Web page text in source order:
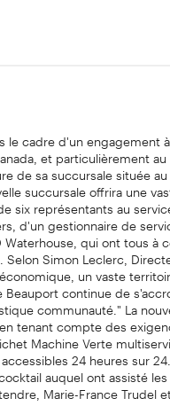
le cadre d'un engagement
et particulièrement
de sa succursale située
succursale offrira une
six représentants au
d'un gestionnaire de
qui ont tous à
Simon Leclerc,
un vaste
continue de
communauté." La
tenant compte des
Machine Verte
24 heures sur
auquel ont assisté
Marie-France Trudel